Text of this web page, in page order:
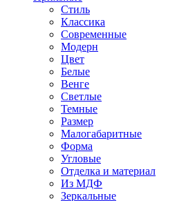
Стиль
Классика
Современные
Модерн
Цвет
Белые
Венге
Светлые
Темные
Размер
Малогабаритные
Форма
Угловые
Отделка и материал
Из МДФ
Зеркальные